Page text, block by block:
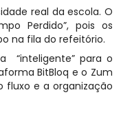
real da escola. O
Perdido”, pois os
na fila do refeitório.
“inteligente” para o
BitBloq e o Zum
fluxo e a organização